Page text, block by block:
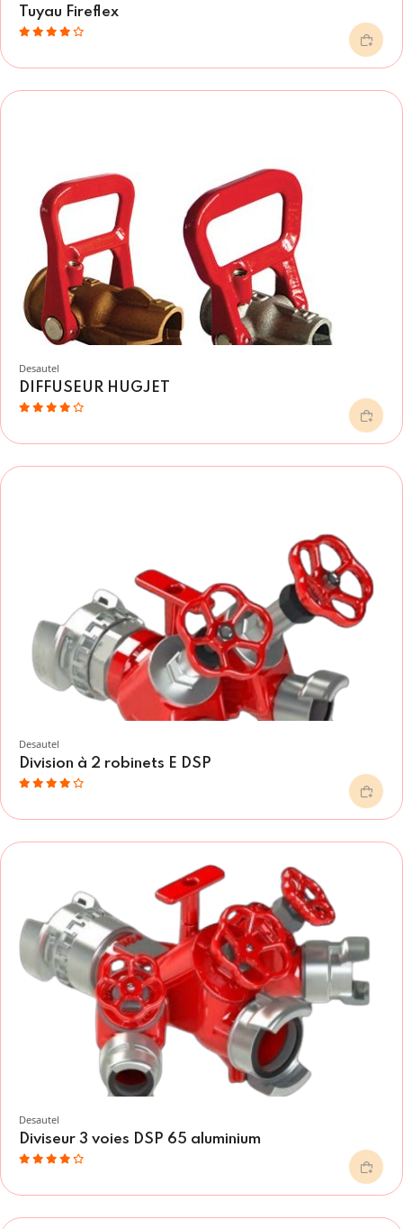
Tuyau Fireflex
Desautel
DIFFUSEUR HUGJET
Desautel
Division à 2 robinets E DSP
Desautel
Diviseur 3 voies DSP 65 aluminium